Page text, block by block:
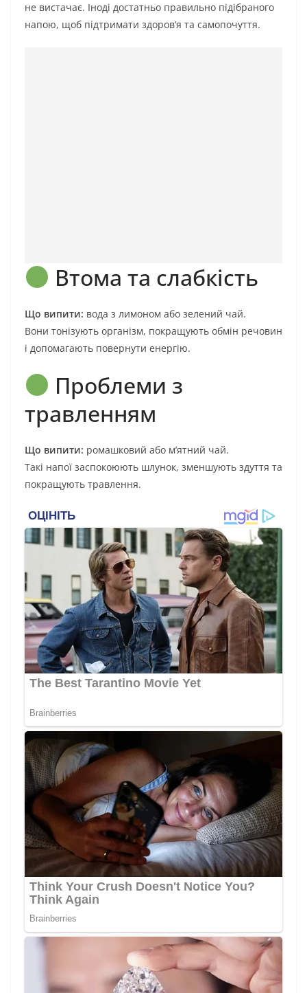
не вистачає. Іноді достатньо правильно підібраного
напою, щоб підтримати здоров’я та самопочуття.
Втома та слабкість
Що випити: вода з лимоном або зелений чай.
Вони тонізують організм, покращують обмін речовин
і допомагають повернути енергію.
Проблеми з
травленням
Що випити: ромашковий або м’ятний чай.
Такі напої заспокоюють шлунок, зменшують здуття та
покращують травлення.